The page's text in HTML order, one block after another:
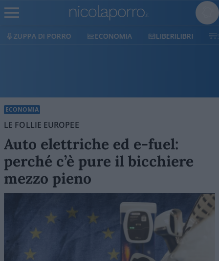
ECONOMIA LIBERILIBRI SHOP SOSTIENICI
ECONOMIA
LE FOLLIE EUROPEE
Auto elettriche ed e-fuel:
perché c’è pure il bicchiere
mezzo pieno